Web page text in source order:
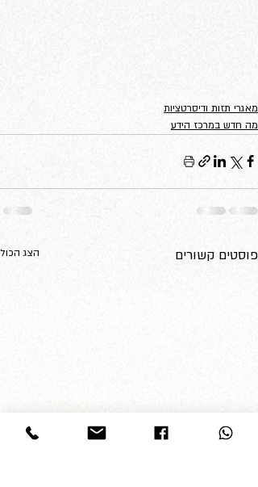
מאגרי תזות ודיסרטציות
מה חדש במרכז הידע
פוסטים קשורים הצג הכול